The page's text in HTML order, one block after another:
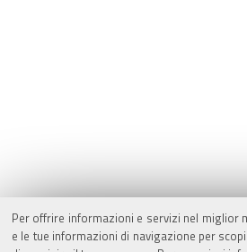
Per offrire informazioni e servizi nel
e le tue informazioni di navigazione per